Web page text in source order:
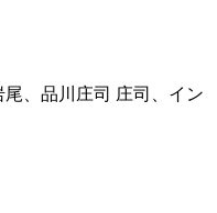
、品川庄司 庄司、イン